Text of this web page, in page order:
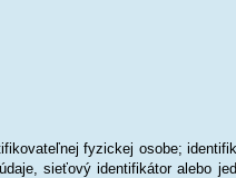
fyzickej osobe;
sieťový identifikátor alebo